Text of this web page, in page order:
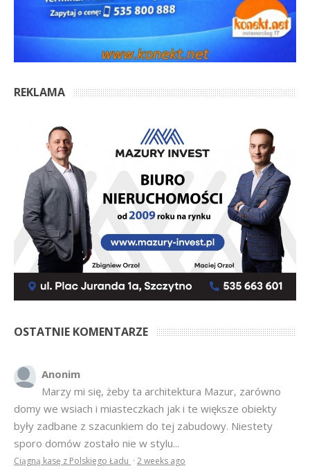
REKLAMA
OSTATNIE KOMENTARZE
Anonim
Marzy mi się, żeby ta architektura Mazur, zarówno
domy we wsiach i miasteczkach jak i te większe obiekty
były zadbane z szacunkiem do tej zabudowy. Niestety
sporo domów zostało nie w stylu...
Ciągną kasę z Polskiego Ładu · 2 weeks ago